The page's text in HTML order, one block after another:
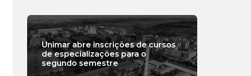
Unimar abre inscrições de cursos
de especializações para o
segundo semestre